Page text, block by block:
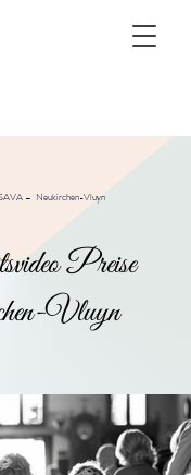
– Neukirchen-Vluyn
Preise
Vluyn